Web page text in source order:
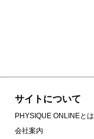
サイトについて
PHYSIQUE ONLINEとは
会社案内